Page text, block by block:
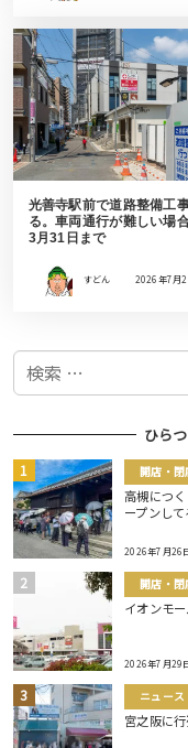
光善寺駅前で道路整備工
る。車両通行が難しい場合
3月31日まで
すどん 2026年7月
検
ひら
開店・閉
高槻につ
ープンし
2026年7月26
開店・閉
イオンモ
2026年7月29
ニュース
宮之阪に